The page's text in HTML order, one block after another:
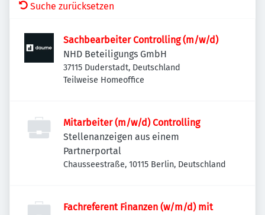
Suche zurücksetzen
Sachbearbeiter Controlling (m/w/d)
NHD Beteiligungs GmbH
37115 Duderstadt, Deutschland
Teilweise Homeoffice
Mitarbeiter (m/w/d) Controlling
Stellenanzeigen aus einem
Partnerportal
Chausseestraße, 10115 Berlin, Deutschland
Fachreferent Finanzen (w/m/d) mit